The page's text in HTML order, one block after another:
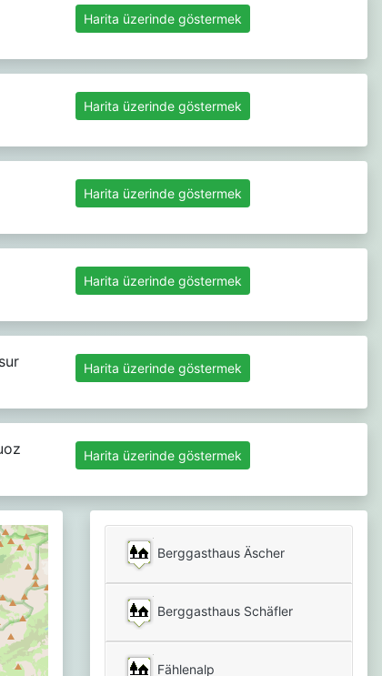
Harita üzerinde göstermek
Harita üzerinde göstermek
Harita üzerinde göstermek
Harita üzerinde göstermek
Harita üzerinde göstermek
Harita üzerinde göstermek
Berggasthaus Äscher
Berggasthaus Schäfler
Fählenalp